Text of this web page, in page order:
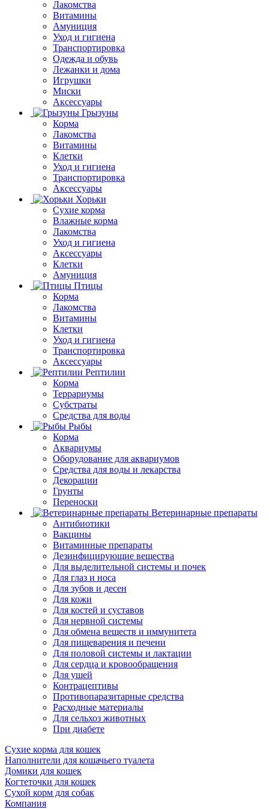
Лакомства
Витамины
Амуниция
Уход и гигиена
Транспортировка
Одежда и обувь
Лежанки и дома
Игрушки
Миски
Аксессуары
Грызуны
Корма
Лакомства
Витамины
Клетки
Уход и гигиена
Транспортировка
Аксессуары
Хорьки
Сухие корма
Влажные корма
Лакомства
Уход и гигиена
Аксессуары
Клетки
Амуниция
Птицы
Корма
Лакомства
Витамины
Клетки
Уход и гигиена
Транспортировка
Аксессуары
Рептилии
Корма
Террариумы
Субстраты
Средства для воды
Рыбы
Корма
Аквариумы
Оборудование для аквариумов
Средства для воды и лекарства
Декорации
Грунты
Переноски
Ветеринарные препараты
Антибиотики
Вакцины
Витаминные препараты
Дезинфицирующие вещества
Для выделительной системы и почек
Для глаз и носа
Для зубов и десен
Для кожи
Для костей и суставов
Для нервной системы
Для обмена веществ и иммунитета
Для пищеварения и печени
Для половой системы и лактации
Для сердца и кровообращения
Для ушей
Контрацептивы
Противопаразитарные средства
Расходные материалы
Для сельхоз животных
При диабете
Сухие корма для кошек
Наполнители для кошачьего туалета
Домики для кошек
Когтеточки для кошек
Сухой корм для собак
Компания